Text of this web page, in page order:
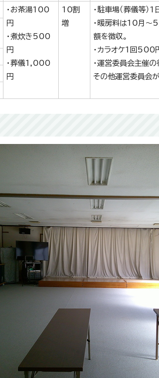
・お茶湯100
円
・煮炊き500
円
・葬儀1,000
円
10割
増
・駐車場（葬儀等
・暖房料は10月～
額を徴収。
・カラオケ1回500
・運営委員会主催の
その他運営委員会